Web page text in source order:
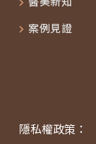
案例見證
隱私權政策：